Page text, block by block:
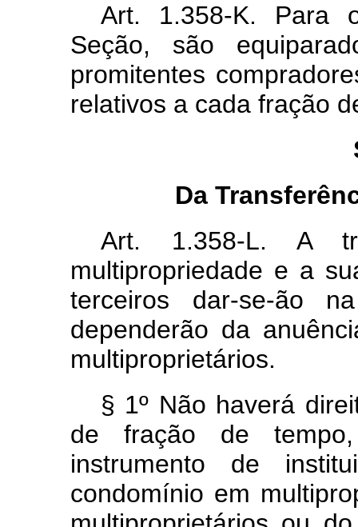
Art. 1.358-K. Para
Seção, são
promitentes
relativos a cada fração
Da
Art. 1.358-L. A
multipropriedade e a
terceiros dar-se-ão
dependerão da
multiproprietários.
§ 1º Não haverá
de fração de
instrumento de
condomínio em